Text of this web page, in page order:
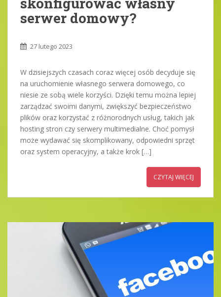
serwer domowy?
27 lutego 2023
W dzisiejszych czasach coraz więcej osób decyduje się
na uruchomienie własnego serwera domowego, co
niesie ze sobą wiele korzyści. Dzięki temu można lepiej
zarządzać swoimi danymi, zwiększyć bezpieczeństwo
plików oraz korzystać z różnorodnych usług, takich jak
hosting stron czy serwery multimedialne. Choć pomysł
może wydawać się skomplikowany, odpowiedni sprzęt
oraz system operacyjny, a także krok […]
CZYTAJ WIĘCEJ